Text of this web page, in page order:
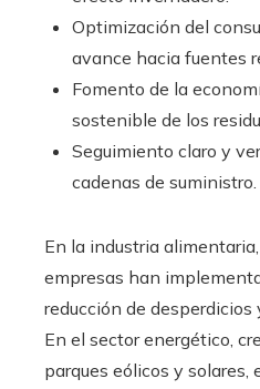
Optimización del
avance hacia fuentes
Fomento de la
sostenible de los
Seguimiento claro y
cadenas de suministro.
En la industria
empresas han
reducción de
En el sector energético,
parques eólicos y solares,